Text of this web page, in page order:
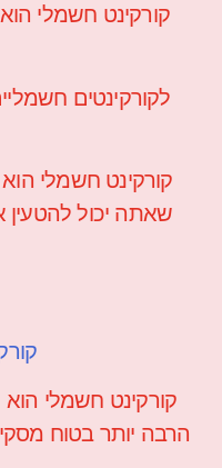
קורקינט חשמלי
לקורקינטים
קורקינט חשמלי הוא
שאתה יכול
קורקינט חשמלי
הרבה יותר בטוח